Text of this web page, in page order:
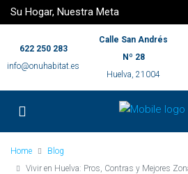
Su Hogar, Nuestra Meta
622 250 283
info@onuhabitat.es
Calle San Andrés
Nº 28
Huelva, 21004
Home
Blog
Vivir en Huelva: Pros, Contras y Mejores